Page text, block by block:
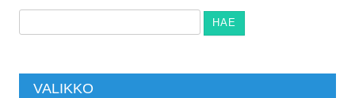
VALIKKO